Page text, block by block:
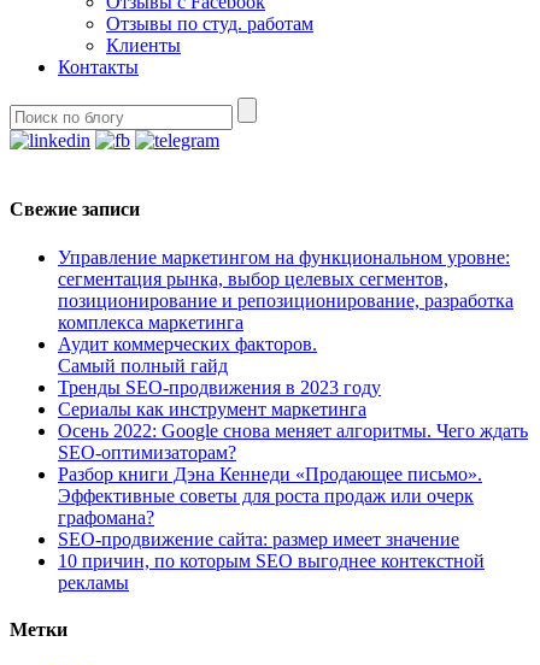
Отзывы по студ. работам
Клиенты
Контакты
Свежие записи
Управление маркетингом на функциональном уровне:
сегментация рынка, выбор целевых сегментов,
позиционирование и репозиционирование, разработка
комплекса маркетинга
Аудит коммерческих факторов.
Самый полный гайд
Тренды SEO-продвижения в 2023 году
Сериалы как инструмент маркетинга
Осень 2022: Google снова меняет алгоритмы. Чего ждать
SEO-оптимизаторам?
Разбор книги Дэна Кеннеди «Продающее письмо».
Эффективные советы для роста продаж или очерк
графомана?
SEO-продвижение сайта: размер имеет значение
10 причин, по которым SEO выгоднее контекстной
рекламы
Метки